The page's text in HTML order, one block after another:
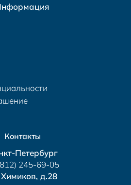
Контакты
Петербург
245-69-05
Химиков, д.28